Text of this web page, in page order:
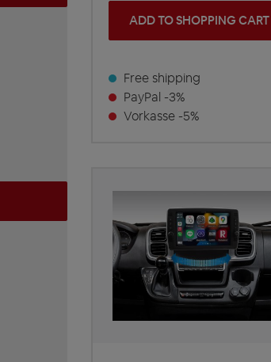
ADD TO SHOPPING CART
Free shipping
PayPal -3%
Vorkasse -5%